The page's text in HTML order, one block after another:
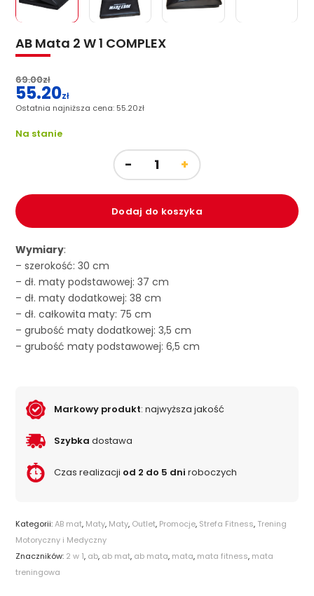
AB Mata 2 W 1 COMPLEX
69.00zł
Pierwotna
cena
wynosiła:
55.20zł
Aktualna
cena
Ostatnia najniższa cena: 55.20zł
Na stanie
Dodaj do koszyka
Wymiary:
– szerokość: 30 cm
– dł. maty podstawowej: 37 cm
– dł. maty dodatkowej: 38 cm
– dł. całkowita maty: 75 cm
– grubość maty dodatkowej: 3,5 cm
– grubość maty podstawowej: 6,5 cm
Markowy produkt: najwyższa jakość
Szybka dostawa
Czas realizacji od 2 do 5 dni roboczych
Kategorii:AB mat, Maty, Maty, Outlet, Promocje, Strefa Fitness, Trening
Motoryczny i Medyczny
Znaczników: 2 w 1, ab, ab mat, ab mata, mata, mata fitness, mata
treningowa